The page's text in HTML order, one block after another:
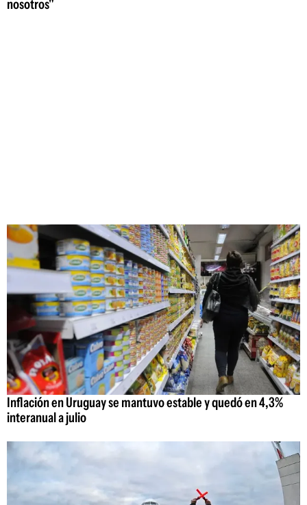
nosotros"
Inflación en Uruguay se mantuvo estable y quedó en 4,3%
interanual a julio